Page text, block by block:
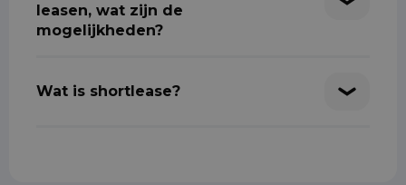
leasen, wat zijn de
mogelijkheden?
Wat is shortlease?